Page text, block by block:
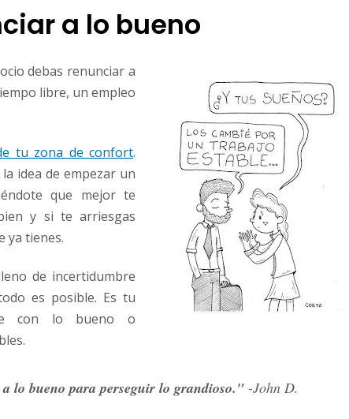
a lo bueno
debas renunciar a
libre, un empleo
tu zona de confort.
idea de empezar un
que mejor te
y si te arriesgas
ya tienes.
de incertidumbre
es posible. Es tu
con lo bueno o
lo bueno para perseguir lo grandioso." -John D.